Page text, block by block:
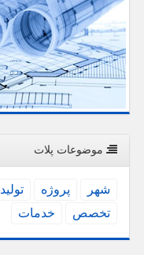
موضوعات پلات
شهر پروژه تولید
تخصص
خدمات